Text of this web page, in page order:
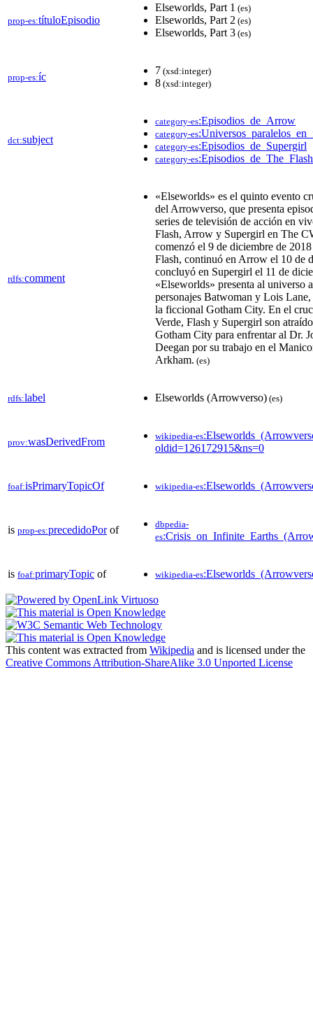
prop-es:títuloEpisodio
Elseworlds, Part 1 (es)
Elseworlds, Part 2 (es)
Elseworlds, Part 3 (es)
prop-es:íc
7 (xsd:integer)
8 (xsd:integer)
dct:subject
category-es:Episodios_de_Arrow
category-es
category-es:Episodios_de_Supergirl
category-es:Episodios_de_The_Flash
rdfs:comment
«Elseworlds» es el quinto evento
del Arrowverso, que presenta
series de televisión de acción en
Flash, Arrow y Supergirl en The
comenzó el 9 de diciembre de
Flash, continuó en Arrow el 10 de
concluyó en Supergirl el 11 de
«Elseworlds» presenta al universo
personajes Batwoman y Lois Lane,
la ficcional Gotham City. En el
Verde, Flash y Supergirl son
Gotham City para enfrentar al Dr.
Deegan por su trabajo en el
Arkham. (es)
rdfs:label Elseworlds (Arrowverso) (es)
prov:wasDerivedFrom wikipedia-es
oldid=126172915&ns=0
foaf:isPrimaryTopicOf wikipedia-es
is prop-es:precedidoPorof
dbpedia-
es
is foaf:primaryTopic of wikipedia-es
This content was extracted from Wikipedia and is licensed under the
Creative Commons Attribution-ShareAlike 3.0 Unported License